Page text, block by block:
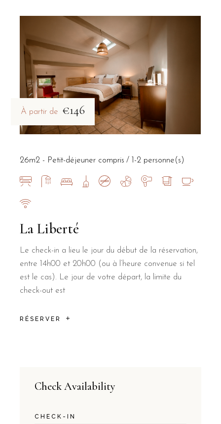
À partir de €146
La Liberté
Le check-in a lieu le jour du début de la réservation,
entre 14h00 et 20h00 (ou à l’heure convenue si tel
est le cas). Le jour de votre départ, la limite du
check-out est
RÉSERVER
26m2 - Petit-déjeuner compris 1-2 personne(s)
Check Availability
CHECK-IN